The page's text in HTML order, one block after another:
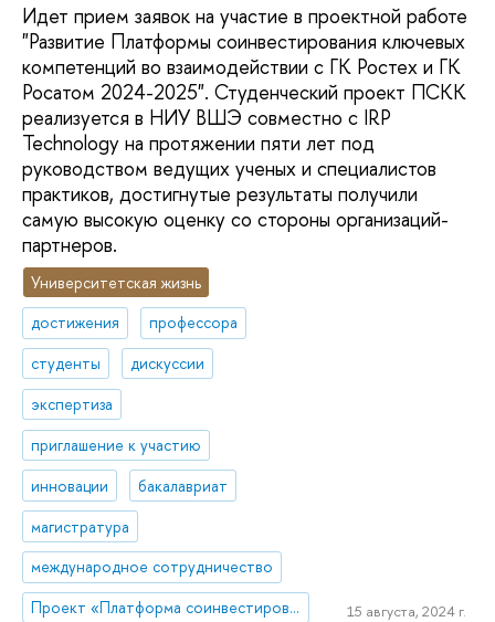
Идет прием заявок на участие в проектной работе
"Развитие Платформы соинвестирования ключевых
компетенций во взаимодействии с ГК Ростех и ГК
Росатом 2024-2025". Студенческий проект ПСКК
реализуется в НИУ ВШЭ совместно с IRP
Technology на протяжении пяти лет под
руководством ведущих ученых и специалистов
практиков, достигнутые результаты получили
самую высокую оценку со стороны организаций-
партнеров.
Университетская жизнь
достижения
профессора
студенты
дискуссии
экспертиза
приглашение к участию
инновации
бакалавриат
магистратура
международное сотрудничество
Проект «Платформа соинвестирования ключевых компетенций»
15 августа, 2024 г.